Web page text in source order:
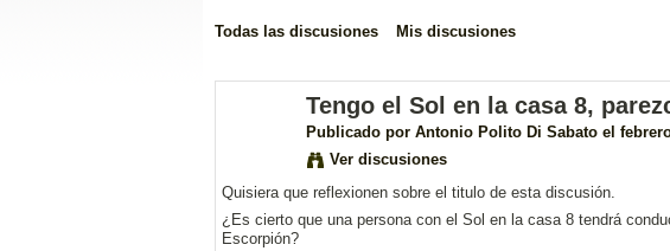
Todas las discusiones Mis discusiones
Tengo el Sol en la casa 8,
Publicado por Antonio Polito Di Sabato el
Ver discusiones
Quisiera que reflexionen sobre el titulo de esta discusión.
¿Es cierto que una persona con el Sol en la casa 8 tendrá
Escorpión?